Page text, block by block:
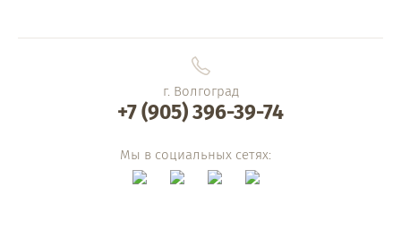
г. Волгоград
+7 (905) 396-39-74
Мы в социальных сетях: